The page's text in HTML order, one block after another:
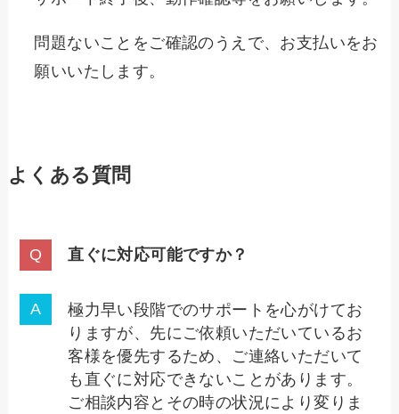
問題ないことをご確認のうえで、お支払いをお
願いいたします。
よくある質問
直ぐに対応可能ですか？
極力早い段階でのサポートを心がけてお
りますが、先にご依頼いただいているお
客様を優先するため、ご連絡いただいて
も直ぐに対応できないことがあります。
ご相談内容とその時の状況により変りま